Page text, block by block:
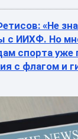
«Не
с ИИХФ. Но
спорта уже
с флагом и